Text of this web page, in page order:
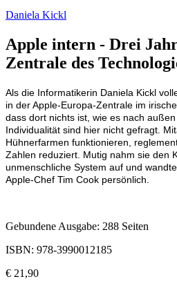
Daniela Kickl
Apple intern - Drei
Zentrale des
Als die Informatikerin Daniela Kickl
in der Apple-Europa-Zentrale im
dass dort nichts ist, wie es nach
Individualität sind hier nicht gefragt.
Hühnerfarmen funktionieren,
Zahlen reduziert. Mutig nahm sie den
unmenschliche System auf und
Apple-Chef Tim Cook persönlich.
Gebundene Ausgabe: 288 Seiten
ISBN: 978-3990012185
€ 21,90